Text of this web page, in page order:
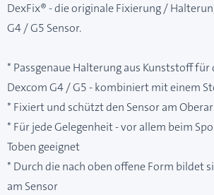
DexFix® - die originale Fixierung /
G4 / G5 Sensor.
* Passgenaue Halterung aus Kunststoff für
Dexcom G4 / G5 - kombiniert mit einem
* Fixiert und schützt den Sensor am
* Für jede Gelegenheit - vor allem beim
Toben geeignet
* Durch die nach oben offene Form bildet
am Sensor